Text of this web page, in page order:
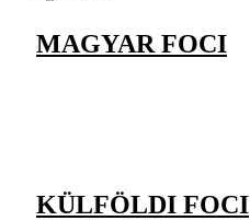
MAGYAR FOCI
KÜLFÖLDI FOCI